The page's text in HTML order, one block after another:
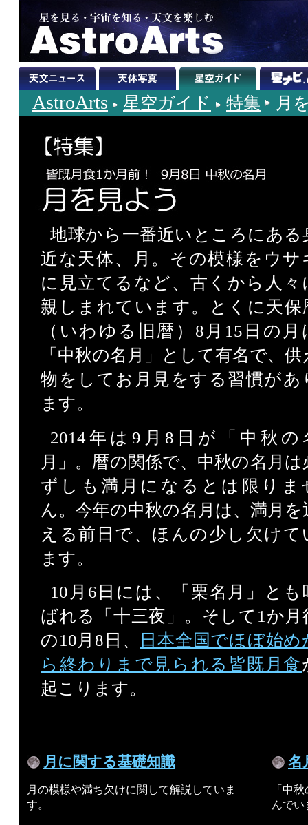
AstroArts 星空ガイド 特集 月
地球から一番近いところにある
近な天体、月。その模様をウサ
に見立てるなど、古くから人々
親しまれています。とくに天保
（いわゆる旧暦）8月15日の月
「中秋の名月」として有名で、供
物をしてお月見をする習慣があ
ます。
2014年は9月8日が「中秋の
月」。暦の関係で、中秋の名月は
ずしも満月になるとは限りま
ん。今年の中秋の名月は、満月を
える前日で、ほんの少し欠けて
ます。
10月6日には、「栗名月」とも
ばれる「十三夜」。そして1か月
の10月8日、
日本全国でほぼ始め
ら終わりまで見られる皆既月食
起こります。
月に関する基礎知識
月の模様や満ち欠けに関して解説していま
す。
名
「中
んでい